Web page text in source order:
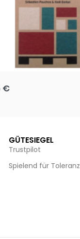
up
€
GÜTESIEGEL
Trustpilot
Spielend für Toleranz